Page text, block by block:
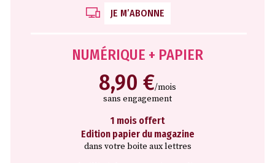
JE M’ABONNE
NUMÉRIQUE + PAPIER
8,90 €/mois
sans engagement
1 mois offert
Edition papier du magazine
dans votre boite aux lettres